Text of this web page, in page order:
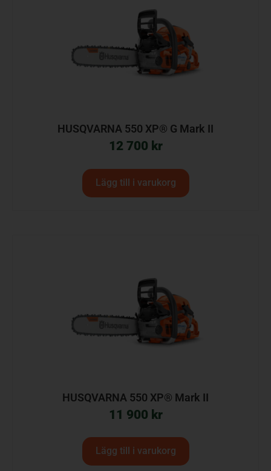
HUSQVARNA 550 XP® G Mark II
12 700 kr
Lägg till i varukorg
HUSQVARNA 550 XP® Mark II
11 900 kr
Lägg till i varukorg